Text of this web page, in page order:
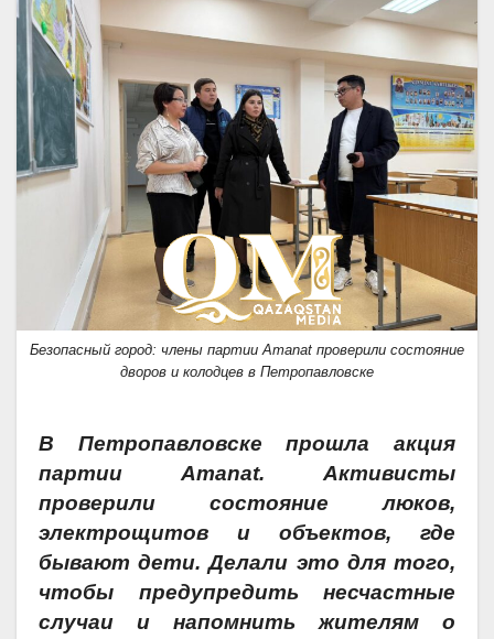
Безопасный город: члены партии Аmanat проверили состояние
дворов и колодцев в Петропавловске
В Петропавловске прошла акция
партии Аmanat. Активисты
проверили состояние люков,
электрощитов и объектов, где
бывают дети. Делали это для того,
чтобы предупредить несчастные
случаи и напомнить жителям о